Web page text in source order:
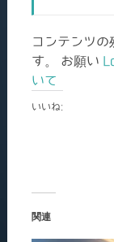
コンテンツの
す。 お願い
いて
いいね:
関連